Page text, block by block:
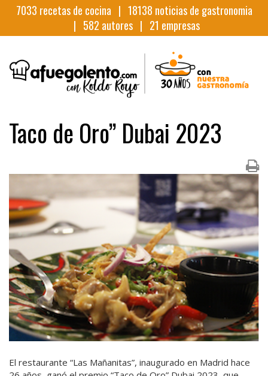
7033 recetas de cocina | 18138 noticias de gastronomia
| 582 autores | 21 empresas
Taco de Oro” Dubai 2023
El restaurante “Las Mañanitas”, inaugurado en Madrid hace